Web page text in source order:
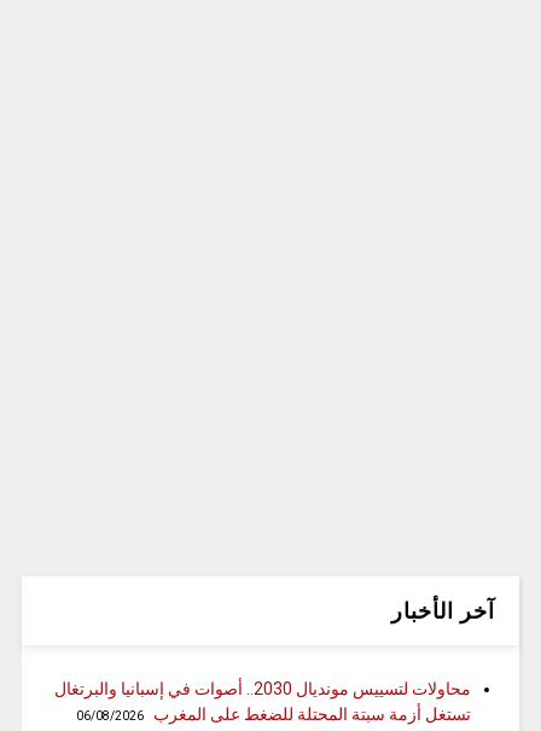
آخر الأخبار
محاولات لتسييس مونديال 2030.. أصوات في إسبانيا والبرتغال
تستغل أزمة سبتة المحتلة للضغط على المغرب
06/08/2026